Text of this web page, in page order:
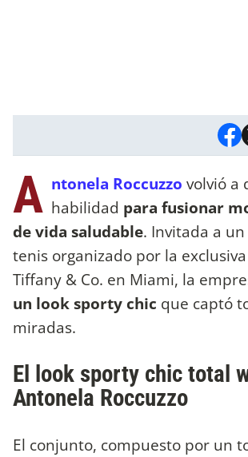
A ntonela Roccuzzo volvió a
habilidad para fusionar
de vida saludable. Invitada a
tenis organizado por la
Tiffany & Co. en Miami, la
un look sporty chic que captó
miradas.
El look sporty chic total
Antonela Roccuzzo
El conjunto, compuesto por un